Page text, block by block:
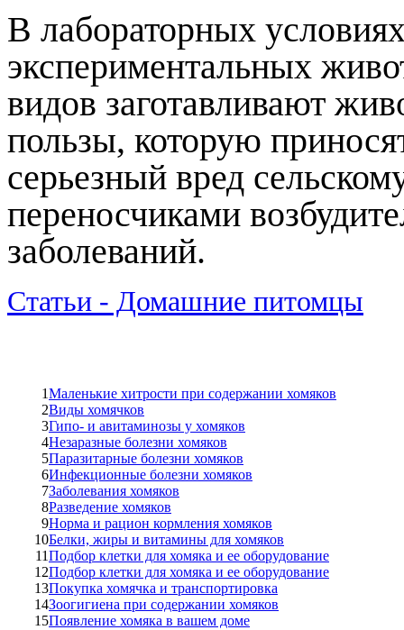
В лабораторных
экспериментальных
видов заготавливают
пользы, которую
серьезный вред
переносчиками
заболеваний.
Статьи - Домашние питомцы
1Маленькие хитрости при содержании хомяков
2Виды хомячков
3Гипо- и авитаминозы у хомяков
4Незаразные болезни хомяков
5Паразитарные болезни хомяков
6Инфекционные болезни хомяков
7Заболевания хомяков
8Разведение хомяков
9Норма и рацион кормления хомяков
10Белки, жиры и витамины для хомяков
11Подбор клетки для хомяка и ее оборудование
12Подбор клетки для хомяка и ее оборудование
13Покупка хомячка и транспортировка
14Зоогигиена при содержании хомяков
15Появление хомяка в вашем доме